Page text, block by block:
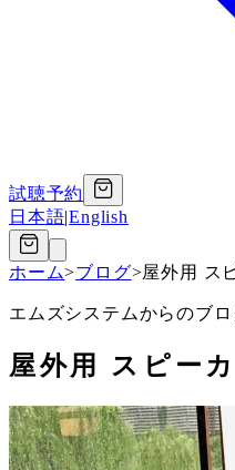
試聴予約
日本語|English
ホーム>ブログ>屋外用 ス
エムズシステムからのブ
屋外用 スピー